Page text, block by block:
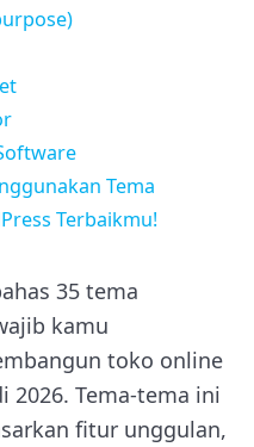
Tema
Terbaikmu!
35 tema
kamu
toko online
Tema-tema ini
fitur unggulan,